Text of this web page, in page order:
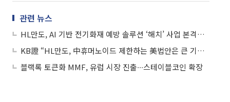
관련 뉴스
HL만도, AI 기반 전기화재 예방 솔루션 ‘해치’ 사업 본격화…첫 고객 현대차그룹
KB證 “HL만도, 中휴머노이드 제한하는 美법안은 큰 기회⋯목표가 유지”
블랙록 토큰화 MMF, 유럽 시장 진출∙∙∙스테이블코인 확장